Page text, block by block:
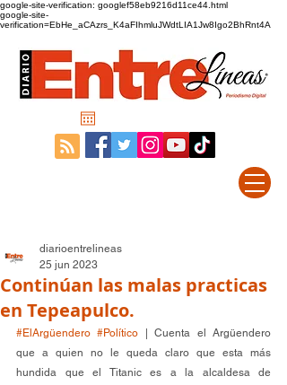
google-site-verification: googlef58eb9216d11ce44.html
google-site-
verification=EbHe_aCAzrs_K4aFIhmluJWdtLIA1Jw8Igo2BhRnt4A
Continúan las malas practicas
en Tepeapulco.
diarioentrelineas
25 jun 2023
#ElArgüendero #Político | Cuenta el Argüendero
que a quien no le queda claro que esta más
hundida que el Titanic es a la alcaldesa de